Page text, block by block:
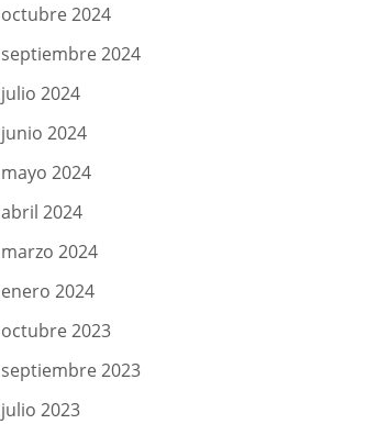
octubre 2024
septiembre 2024
julio 2024
junio 2024
mayo 2024
abril 2024
marzo 2024
enero 2024
octubre 2023
septiembre 2023
julio 2023